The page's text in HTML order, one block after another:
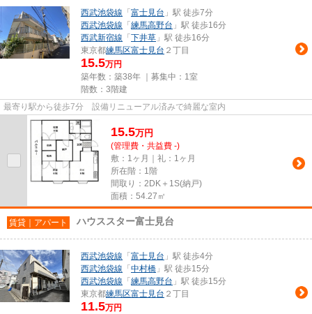
西武池袋線 「 富士見台 」駅 徒歩7分
西武池袋線 「 練馬高野台 」駅 徒歩16分
西武新宿線 「 下井草 」駅 徒歩16分
東京都練馬区富士見台 ２丁目
15.5万円
築年数：築38年 ｜募集中： 1室
階数：3階建
最寄り駅から徒歩7分 設備リニューアル済みで綺麗な室内
15.5万円
(管理費・共益費 -)
敷：1ヶ月｜礼：1ヶ月
所在階：1階
間取り：2DK＋1S(納戸)
面積：54.27㎡
賃貸｜アパート ハウススター富士見台
西武池袋線 「 富士見台 」駅 徒歩4分
西武池袋線 「 中村橋 」駅 徒歩15分
西武池袋線 「 練馬高野台 」駅 徒歩15分
東京都練馬区富士見台 ２丁目
11.5万円